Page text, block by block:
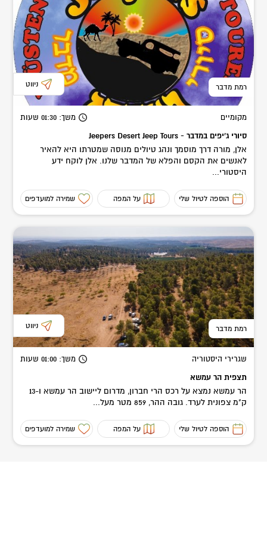
רמת מדבר ניווט
מקומיים משך: 01:30 שעות
סיורי ג'יפים במדבר - Jeepers Desert Jeep Tours
אלן, מורה דרך מוסמך ונהג טיולים מנוסה שמטרתו היא להאיר
לאנשים את הקסם והפלא של המדבר שלנו. אלן לוקח ידע
היסטורי...
הוספה לטיול שלי על המפה שמירה למועדפים
רמת מדבר ניווט
שגרירי היסטוריה משך: 01:00 שעות
תצפית הר עמשא
הר עמשא נמצא על רכס הרי חברון, מדרום ליישוב הר עמשא ו-13
ק"מ צפונית לערד. גובה ההר, 859 מטר מעל...
הוספה לטיול שלי על המפה שמירה למועדפים